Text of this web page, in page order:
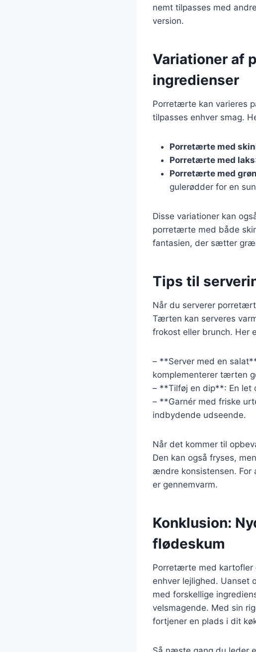
nemt tilpasses med
version.
Variationer af
ingredienser
Porretærte kan varieres
tilpasses enhver smag.
Porretærte med
Porretærte med laks
Porretærte med
gulerødder for en
Disse variationer kan
porretærte med både
fantasien, der sætter
Tips til
Når du serverer
Tærten kan serveres
frokost eller brunch. Her
– **Server med en
komplementerer tærten
– **Tilføj en dip**: En let
– **Garnér med friske
indbydende udseende.
Når det kommer til
Den kan også fryses,
ændre konsistensen. For
er gennemvarm.
Konklusion:
flødeskum
Porretærte med kartofler
enhver lejlighed. Uanset
med forskellige
velsmagende. Med sin
fortjener en plads i dit